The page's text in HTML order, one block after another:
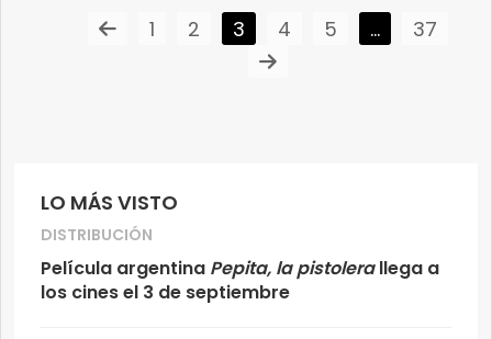
LO MÁS VISTO
DISTRIBUCIÓN
Película argentina Pepita, la pistolerallega a
los cines el 3 de septiembre
1 2 3 4 5 … 37